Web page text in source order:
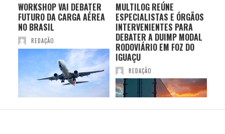
WORKSHOP VAI DEBATER
FUTURO DA CARGA AÉREA
NO BRASIL
REDAÇÃO
MULTILOG REÚNE
ESPECIALISTAS E ÓRGÃOS
INTERVENIENTES PARA
DEBATER A DUIMP MODAL
RODOVIÁRIO EM FOZ DO
IGUAÇU
REDAÇÃO